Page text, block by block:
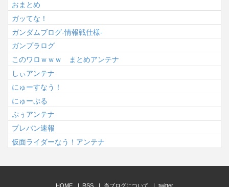
おまとめ
ガッてな！
ガンダムブログ-情報戦仕様-
ガンプラログ
このワロｗｗｗ まとめアンテナ
しぃアンテナ
にゅーすなう！
にゅーぷる
ぷぅアンテナ
プレバン速報
仮面ライダーなう！アンテナ
HOME RSS 当ブログについて twitter